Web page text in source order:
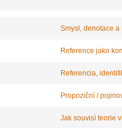
Smysl, denotace a
Reference jako
Referencia,
Propoziční /
Jak souvisí teorie